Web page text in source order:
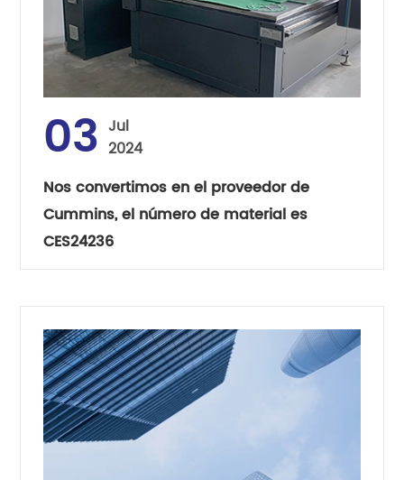
03 Jul
2024
Nos convertimos en el proveedor de
Cummins, el número de material es
CES24236